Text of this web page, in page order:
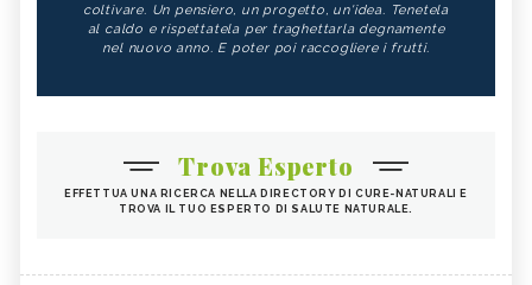
coltivare. Un pensiero, un progetto, un'idea. Tenetela
al caldo e rispettatela per traghettarla degnamente
nel nuovo anno. E poter poi raccogliere i frutti.
Trova Esperto
EFFETTUA UNA RICERCA NELLA DIRECTORY DI CURE-NATURALI E
TROVA IL TUO ESPERTO DI SALUTE NATURALE.